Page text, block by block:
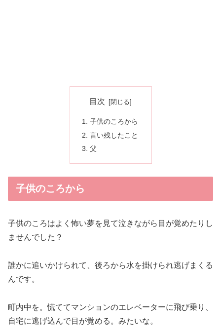
目次
子供のころから
言い残したこと
父
子供のころから
子供のころはよく怖い夢を見て泣きながら目が覚めたりし
ませんでした？
誰かに追いかけられて、後ろから水を掛けられ逃げまくる
んです。
町内中を。慌ててマンションのエレベーターに飛び乗り、
自宅に逃げ込んで目が覚める。みたいな。